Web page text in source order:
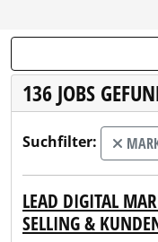
136 JOBS
Suchfilter:
LEAD DIGITAL
SELLING &